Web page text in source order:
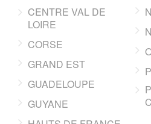
CENTRE VAL DE
LOIRE
CORSE
GRAND EST
GUADELOUPE
GUYANE